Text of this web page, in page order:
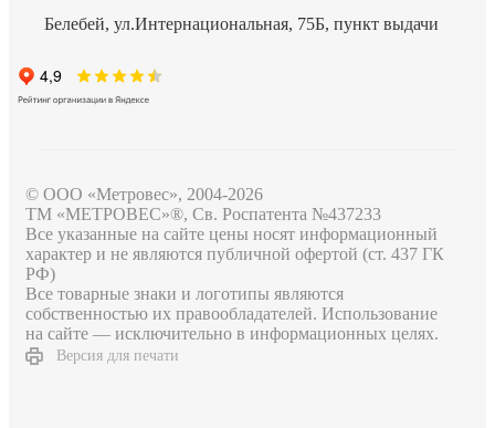
Белебей, ул.Интернациональная, 75Б, пункт выдачи
© ООО «Метровес», 2004-2026
ТМ «МЕТРОВЕС»®, Св. Роспатента №4​3​7​2​3​3
Все указанные на сайте цены носят информационный
характер и не являются публичной офертой (ст. 437 ГК
РФ)
Все товарные знаки и логотипы являются
собственностью их правообладателей. Использование
на сайте — исключительно в информационных целях.
Версия для печати